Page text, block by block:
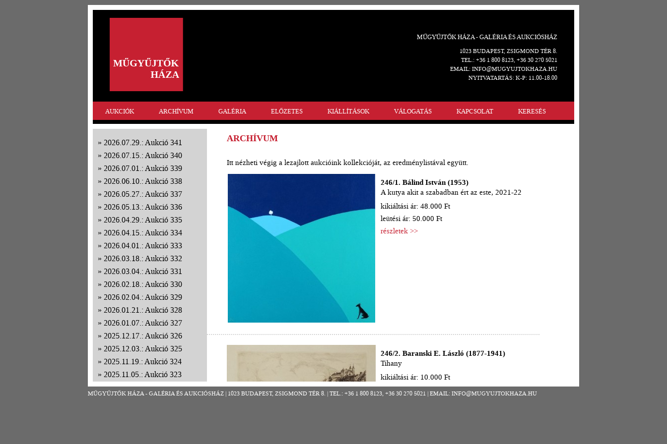
MŰGYŰJTŐK HÁZA - GALÉRIA ÉS AUKCIÓSHÁZ
1023 BUDAPEST, ZSIGMOND TÉR 8.
TEL.: +36 1 800 8123, +36 30 270 5021
EMAIL: INFO@MUGYUJTOKHAZA.HU
NYITVATARTÁS: K-P: 11.00-18.00
AUKCIÓK ARCHÍVUM GALÉRIA ELŐZETES KIÁLLÍTÁSOK VÁLOGATÁS KAPCSOLAT KERESÉS
2026.07.29.: Aukció 341
2026.07.15.: Aukció 340
2026.07.01.: Aukció 339
2026.06.10.: Aukció 338
2026.05.27.: Aukció 337
2026.05.13.: Aukció 336
2026.04.29.: Aukció 335
2026.04.15.: Aukció 334
2026.04.01.: Aukció 333
2026.03.18.: Aukció 332
2026.03.04.: Aukció 331
2026.02.18.: Aukció 330
2026.02.04.: Aukció 329
2026.01.21.: Aukció 328
2026.01.07.: Aukció 327
2025.12.17.: Aukció 326
2025.12.03.: Aukció 325
2025.11.19.: Aukció 324
2025.11.05.: Aukció 323
2025.10.22.: Aukció 322
ARCHÍVUM
Itt nézheti végig a lezajlott aukcióink kollekcióját, az eredménylistával együtt.
246/1. Bálind István (1953)
A kutya akit a szabadban ért az este, 2021-22
kikiáltási ár: 48.000 Ft
leütési ár: 50.000 Ft
részletek >>
246/2. Baranski E. László (1877-1941)
Tihany
kikiáltási ár: 10.000 Ft
leütési ár: 36.000 Ft
MŰGYŰJTŐK HÁZA - GALÉRIA ÉS AUKCIÓSHÁZ | 1023 BUDAPEST, ZSIGMOND TÉR 8. | TEL.: +36 1 800 8123, +36 30 270 5021 | EMAIL: INFO@MUGYUJTOKHAZA.HU